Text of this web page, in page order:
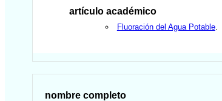
artículo académico
Fluoración del Agua Potable.
nombre completo